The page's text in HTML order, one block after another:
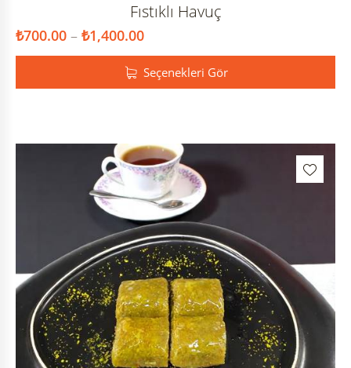
Fıstıklı Havuç
₺700.00 – ₺1,400.00
Seçenekleri Gör